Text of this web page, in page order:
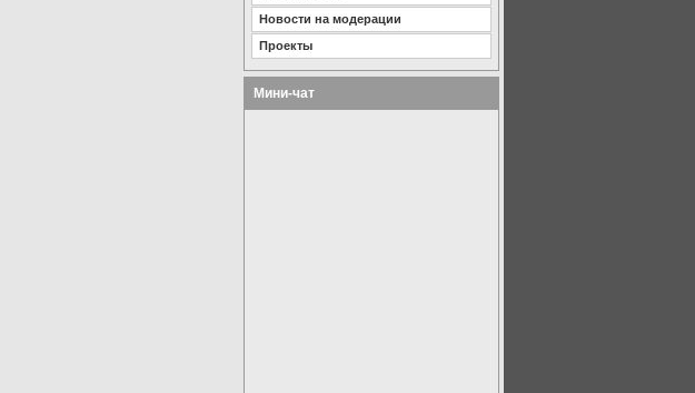
Новости на модерации
Проекты
Мини-чат